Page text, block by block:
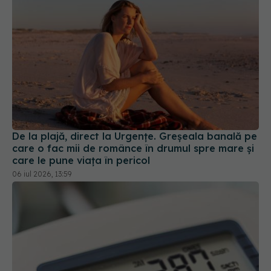
De la plajă, direct la Urgențe. Greșeala banală pe
care o fac mii de românce în drumul spre mare și
care le pune viața în pericol
06 iul 2026, 13:59